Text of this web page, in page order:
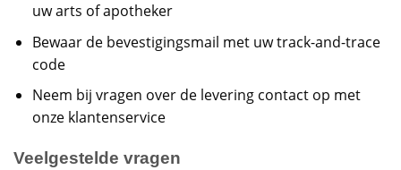
uw arts of apotheker
Bewaar de bevestigingsmail met uw track-and-trace
code
Neem bij vragen over de levering contact op met
onze klantenservice
Veelgestelde vragen